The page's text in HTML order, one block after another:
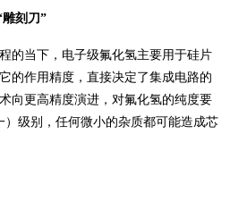
刻刀”
的当下，电子级氟化氢主要用于硅片
的作用精度，直接决定了集成电路的
向更高精度演进，对氟化氢的纯度要
）级别，任何微小的杂质都可能造成芯